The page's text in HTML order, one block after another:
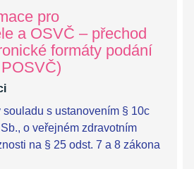
pro
a OSVČ – přechod
formáty podání
souladu s ustanovením § 10c
o veřejném zdravotním
na § 25 odst. 7 a 8 zákona